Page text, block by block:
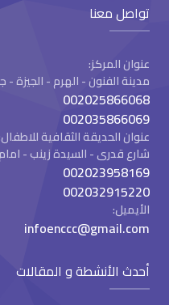
تواصل معنا
عنوان المركز:
مدينة الفنون - الهرم - الجيزة
002025866068
002035866069
عنوان الحديقة الثقافية للاطفال:
شارع قدرى - السيدة زينب -
002023958169
002032915220
الأيميل:
infoenccc@gmail.com
أحدث الأنشطة و المقالات